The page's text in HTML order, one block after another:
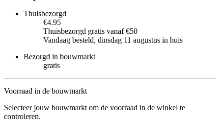
Thuisbezorgd
€4.95
Thuisbezorgd gratis vanaf €50
Vandaag besteld, dinsdag 11 augustus in huis
Bezorgd in bouwmarkt
gratis
Voorraad in de bouwmarkt
Selecteer jouw bouwmarkt om de voorraad in de winkel te
controleren.